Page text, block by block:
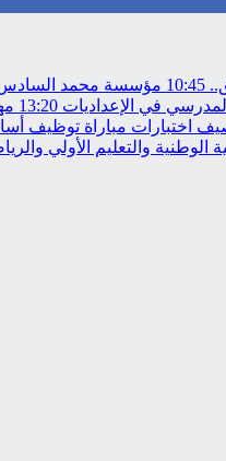
10:45 مؤسسة محمد السادس
في الإعداديات 13:20
مباراة توظيف أساتذة
والتعليم الأولي